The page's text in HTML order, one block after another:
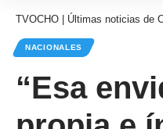
TVOCHO | Últimas noticias de
NACIONALES
“Esa